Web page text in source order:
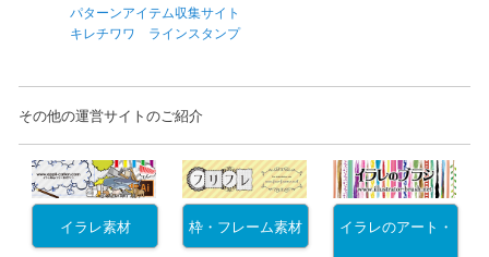
パターンアイテム収集サイト
キレチワワ ラインスタンプ
その他の運営サイトのご紹介
イラレ素材 枠・フレーム素材 イラレのアート・